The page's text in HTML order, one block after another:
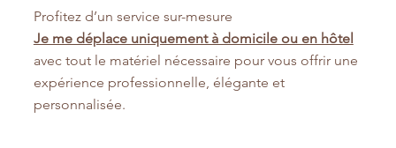
Profitez d’un service sur-mesure
Je me déplace uniquement à domicile ou en hôtel
avec tout le matériel nécessaire pour vous offrir une
expérience professionnelle, élégante et
personnalisée.